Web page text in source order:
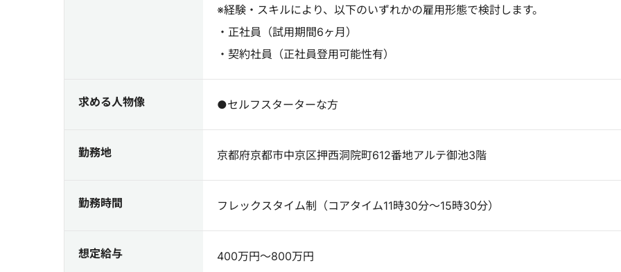
※経験・スキルにより、以下のいずれかの雇用形態で検討します。
・正社員（試用期間6ヶ月）
・契約社員（正社員登用可能性有）
求める人物像 ●セルフスターターな方
勤務地 京都府京都市中京区押西洞院町612番地アルテ御池3階
勤務時間 フレックスタイム制（コアタイム11時30分～15時30分）
想定給与
400万円～800万円